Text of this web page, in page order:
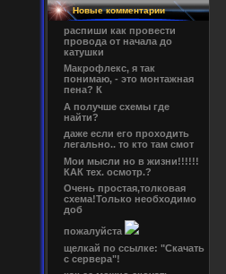
Новые комментарии
распиши как провести
провода от начала до
катушки
Макрофлекс, я так
понимаю, - это монтажная
пена? К
А получше схемы где
найти?
даже если его проходить
легально.. то кто там смот
Мои мысли но в жизни!!!!!!
КАК тех. осмотр.?
Очень простая,толковая
схема!Только необходимо
доб
пожалуйста
щелкай по ссылке: "Скачать
с сервера"!